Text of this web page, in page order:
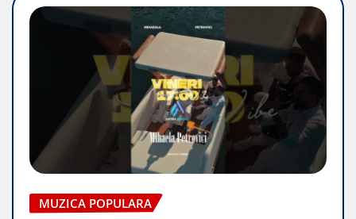
MUZICA POPULARA